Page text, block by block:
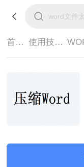
首页> 使用技巧>